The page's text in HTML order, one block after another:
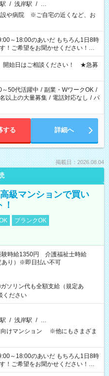
/ 浅岸駅 / …
設や病院 ※ご自宅の近くなど、お
～18:00のあいだ もちろん1日8時
！ご希望をお聞かせください！★
場合も遠慮なくご相談ください。
必要です
開始日はご相談ください！ ★急募
～50代活躍中 / 副業・WワークOK /
以上の大量募集 / 電話対応なし / パ
する 詳細へ
掲載日：2026.08.04
級マンションで買い
ブランクOK
時給1350円 介護福祉士時給
り）※即日払い不可
ソリン代も全額支給（規定あ
ください
/ 浅岸駅 / …
向けマンション ※他にもさまざま
～18:00のあいだ もちろん1日8時
！ご希望をお聞かせください！★
場合も遠慮なくご相談ください。